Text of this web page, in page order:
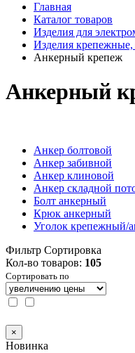
Главная
Каталог товаров
Изделия для
Изделия
Анкерный крепеж
Анкерный
Анкер болтовой
Анкер забивной
Анкер клиновой
Анкер складной
Болт анкерный
Крюк анкерный
Уголок крепежный/
Фильтр Сортировка
Кол-во товаров: 105
Сортировать по
×
Новинка